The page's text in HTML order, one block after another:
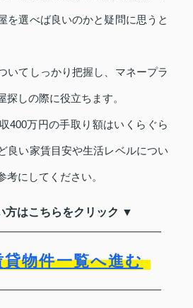
を選べば良いのかと疑問に思うと
いてしっかり把握し、マネープラ
探しの際に役立ちます。
400万円の手取り額はいくらぐら
良い家賃目安や生活レベルについ
にしてください。
方はこちらをクリック ▼
貸物件一覧へ進む